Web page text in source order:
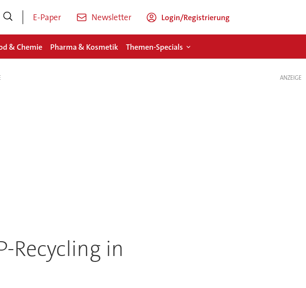
E-Paper Newsletter Login/Registrierung
& Chemie Pharma & Kosmetik Themen-Specials
Recycling in
ANZEIGE